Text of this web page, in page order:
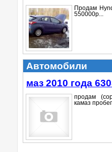
Продам
550000р...
Автомобили
маз 2010 года
продам
камаз